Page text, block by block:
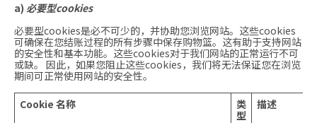
a) 必要型cookies
必要型cookies是必不可少的，并协助您浏览网站。这些cookies
可确保在您结账过程的所有步骤中保存购物篮。这有助于支持网站
的安全性和基本功能。这些cookies对于我们网站的正常运行不可
或缺。 因此，如果您阻止这些cookies，我们将无法保证您在浏览
期间可正常使用网站的安全性。
Cookie 名称
类
型
描述